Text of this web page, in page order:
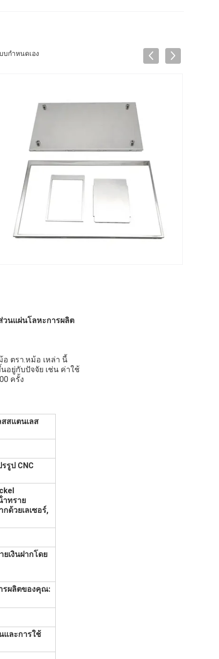
บกําหนดเอง
วนแผ่นโลหะการผลิต
อ ตรา.หม้อ เหล่า นี้
อยู่กับปัจจัย เช่น ค่าใช้
ครั้ง
สแตนเลส
รูป CNC
าทราย
ด้วยเลเซอร์,
เงินฝากโดย
รผลิตของคุณ:
และการใช้